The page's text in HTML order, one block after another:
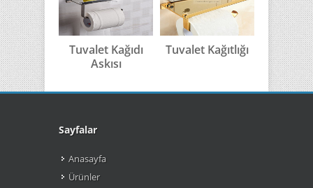
Tuvalet Kağıdı
Askısı
Tuvalet Kağıtlığı
Antik
Tuvalet
Sayfalar
Anasayfa
Ürünler